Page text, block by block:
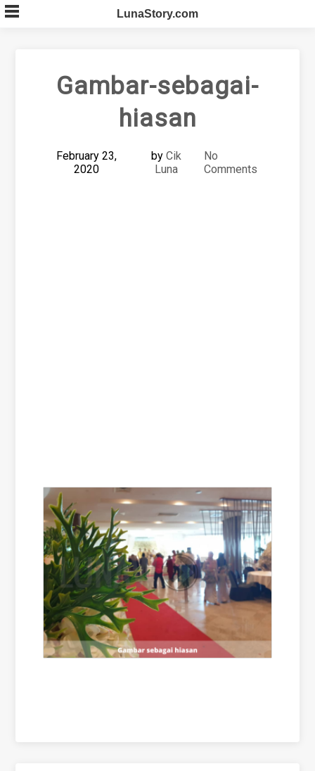
Skip
to
LunaStory.com
Gambar-sebagai-
hiasan
February 23,
2020
by Cik
Luna
No
Comments